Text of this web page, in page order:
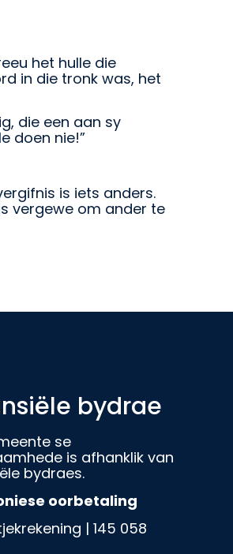
het hulle die
in die tronk was, het
die een aan sy
doen nie!”
is iets anders.
vergewe om ander te
bydrae
se
is afhanklik van
bydraes.
oorbetaling
| 145 058